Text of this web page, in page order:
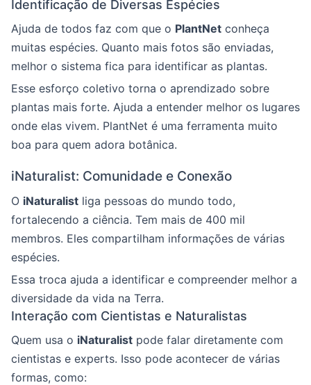
Identificação de Diversas Espécies
Ajuda de todos faz com que o PlantNet conheça
muitas espécies. Quanto mais fotos são enviadas,
melhor o sistema fica para identificar as plantas.
Esse esforço coletivo torna o aprendizado sobre
plantas mais forte. Ajuda a entender melhor os lugares
onde elas vivem. PlantNet é uma ferramenta muito
boa para quem adora botânica.
iNaturalist: Comunidade e Conexão
O iNaturalist liga pessoas do mundo todo,
fortalecendo a ciência. Tem mais de 400 mil
membros. Eles compartilham informações de várias
espécies.
Essa troca ajuda a identificar e compreender melhor a
diversidade da vida na Terra.
Interação com Cientistas e Naturalistas
Quem usa o iNaturalist pode falar diretamente com
cientistas e experts. Isso pode acontecer de várias
formas, como: